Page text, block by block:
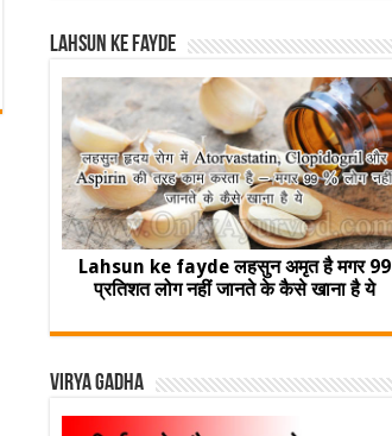
Lahsun ke fayde
Lahsun ke fayde लहसुन अमृत है मगर 99
प्रतिशत लोग नहीं जानते के कैसे खाना है ये
Virya Gadha